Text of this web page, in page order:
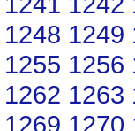
1248 1249
1255 1256
1262 1263
1269 1270